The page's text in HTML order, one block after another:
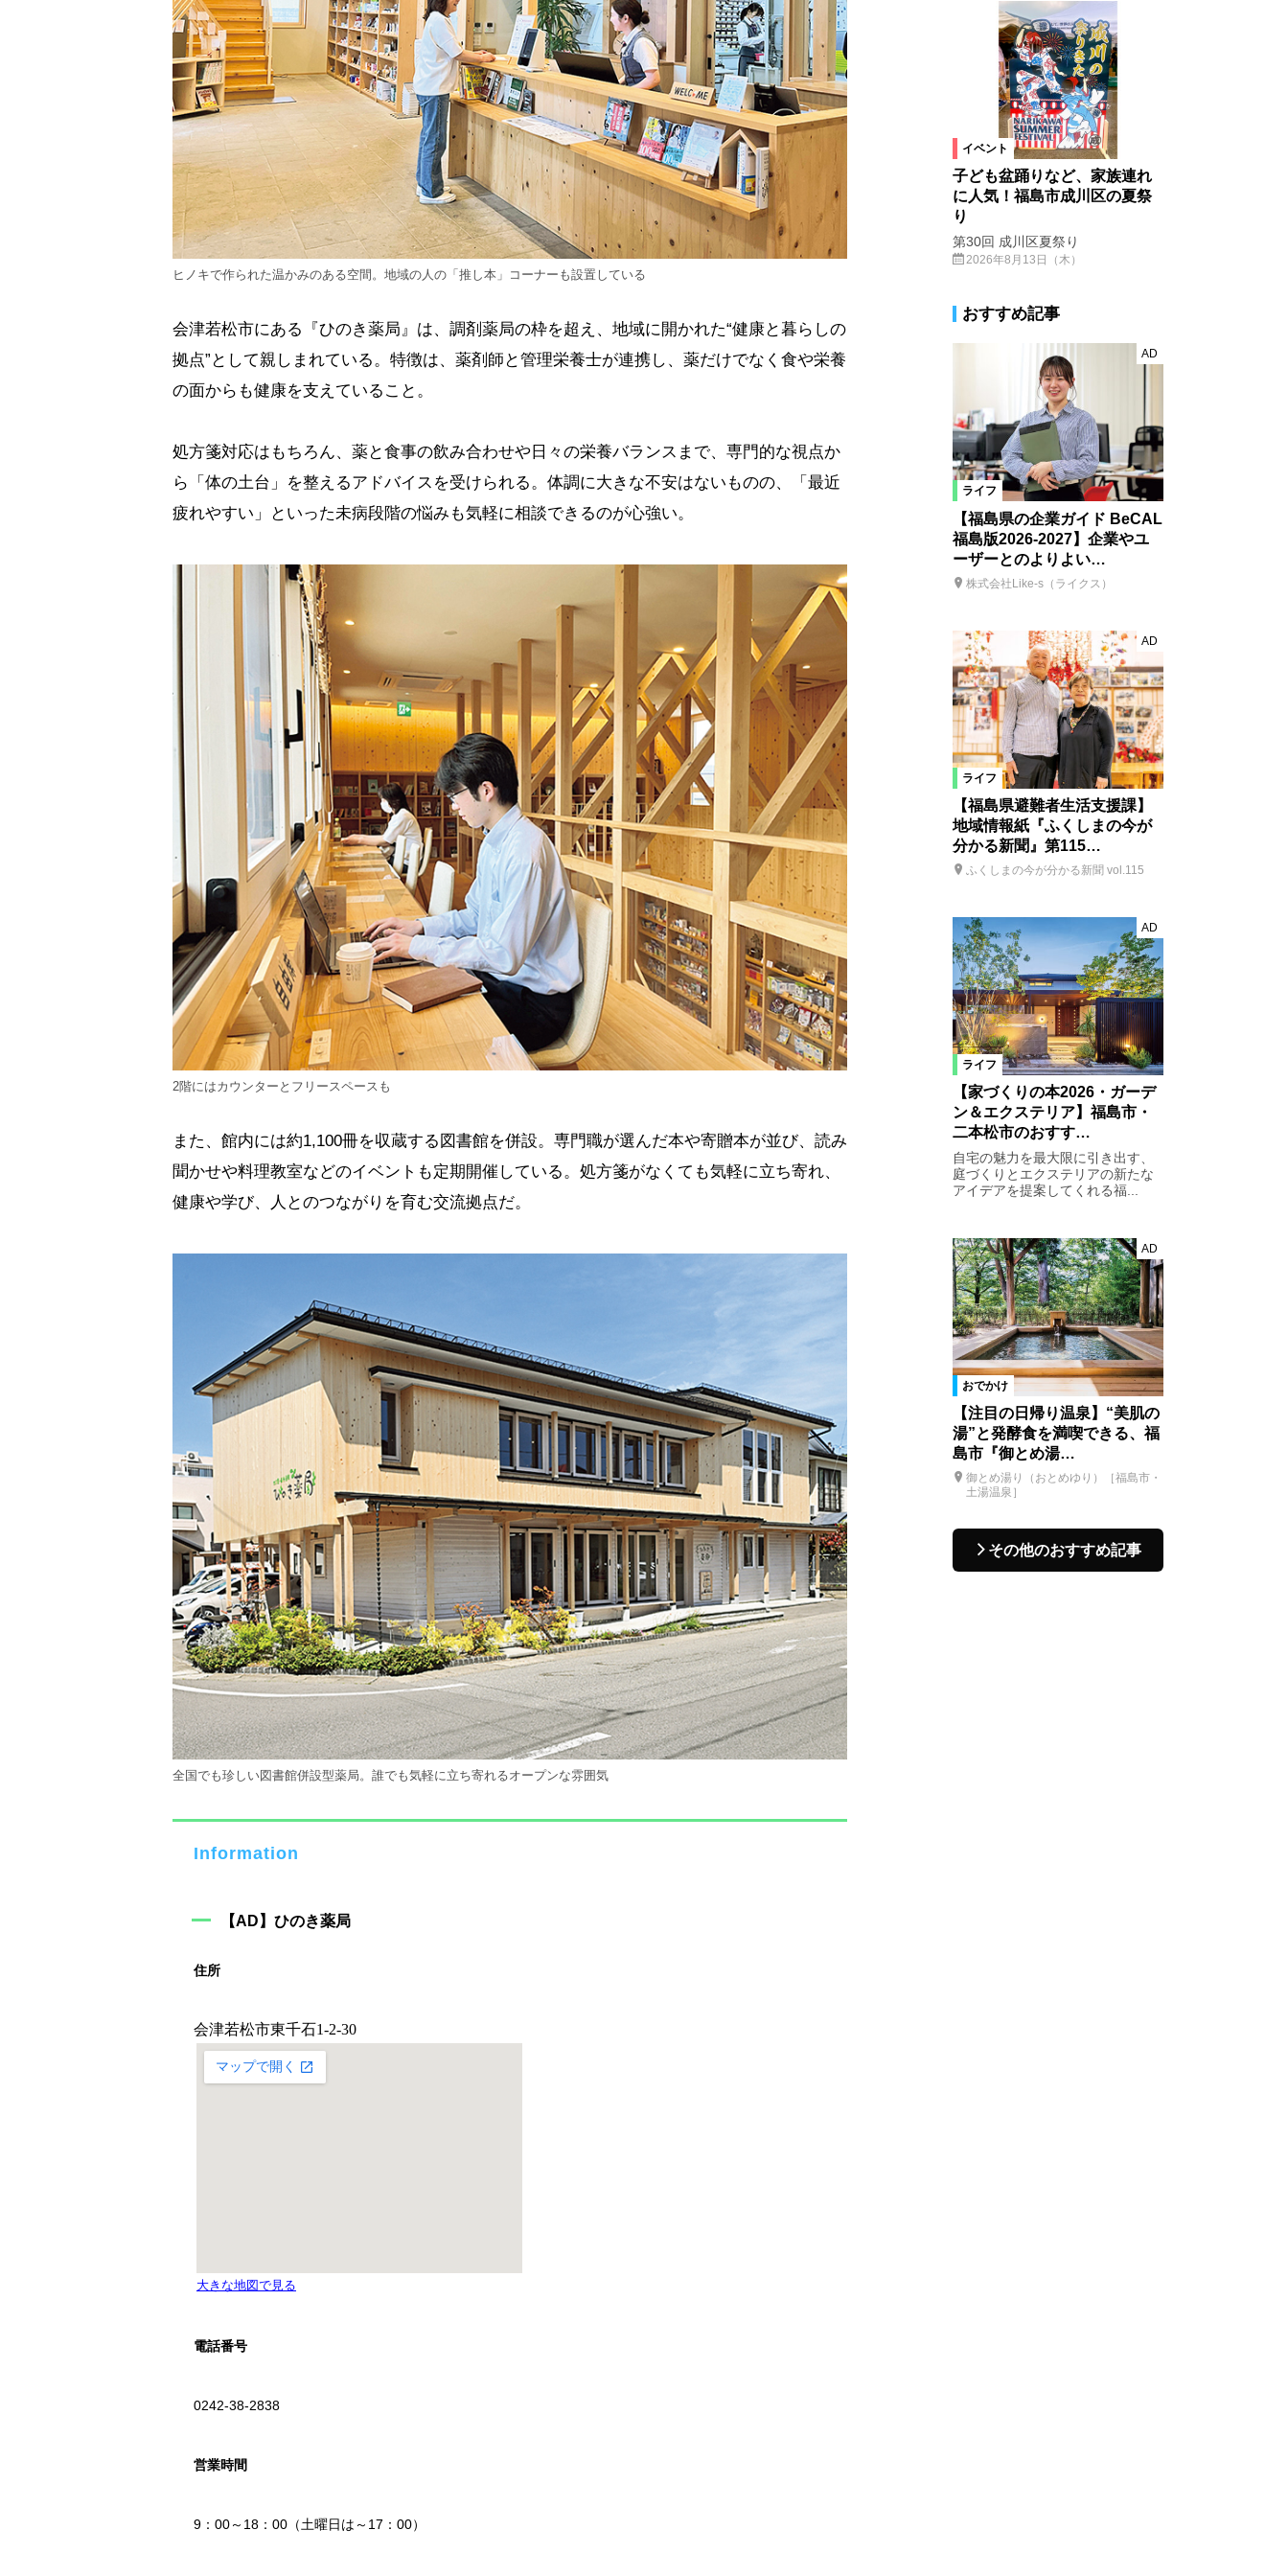
ヒノキで作られた温かみのある空間。地域の人の「推し本」コーナーも設置している
会津若松市にある『ひのき薬局』は、調剤薬局の枠を超え、地域に開かれた“健康と暮らしの
拠点”として親しまれている。特徴は、薬剤師と管理栄養士が連携し、薬だけでなく食や栄養
の面からも健康を支えていること。
処方箋対応はもちろん、薬と食事の飲み合わせや日々の栄養バランスまで、専門的な視点か
ら「体の土台」を整えるアドバイスを受けられる。体調に大きな不安はないものの、「最近
疲れやすい」といった未病段階の悩みも気軽に相談できるのが心強い。
2階にはカウンターとフリースペースも
また、館内には約1,100冊を収蔵する図書館を併設。専門職が選んだ本や寄贈本が並び、読み
聞かせや料理教室などのイベントも定期開催している。処方箋がなくても気軽に立ち寄れ、
健康や学び、人とのつながりを育む交流拠点だ。
全国でも珍しい図書館併設型薬局。誰でも気軽に立ち寄れるオープンな雰囲気
Information
【AD】ひのき薬局
住所
電話番号
0242-38-2838
営業時間
9：00～18：00（土曜日は～17：00）
イベント
子ども盆踊りなど、家族連れ
に人気！福島市成川区の夏祭
り
第30回 成川区夏祭り
2026年8月13日（木）
おすすめ記事
ライフ
AD
【福島県の企業ガイド BeCAL
福島版2026-2027】企業やユ
ーザーとのよりよい…
株式会社Like-s（ライクス）
ライフ
AD
【福島県避難者生活支援課】
地域情報紙『ふくしまの今が
分かる新聞』第115…
ふくしまの今が分かる新聞 vol.115
ライフ
AD
【家づくりの本2026・ガーデ
ン＆エクステリア】福島市・
二本松市のおすす…
自宅の魅力を最大限に引き出す、
庭づくりとエクステリアの新たな
アイデアを提案してくれる福...
おでかけ
AD
【注目の日帰り温泉】“美肌の
湯”と発酵食を満喫できる、福
島市『御とめ湯…
御とめ湯り（おとめゆり）［福島市・
土湯温泉］
その他のおすすめ記事